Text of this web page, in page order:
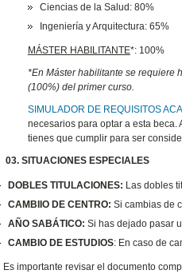
Ciencias de la Salud: 80%
Ingeniería y Arquitectura: 65%
MÁSTER HABILITANTE*: 100%
*En Máster habilitante se requiere
(100%) del primer curso.
SIMULADOR DE REQUISITOS
necesarios para optar a esta beca.
tienes que cumplir para ser
03. SITUACIONES ESPECIALES
DOBLES TITULACIONES: Las dobles
CAMBIIO DE CENTRO: Si cambias de
AÑO SABÁTICO: Si has dejado pasar
CAMBIO DE ESTUDIOS: En caso de
Es importante revisar el documento